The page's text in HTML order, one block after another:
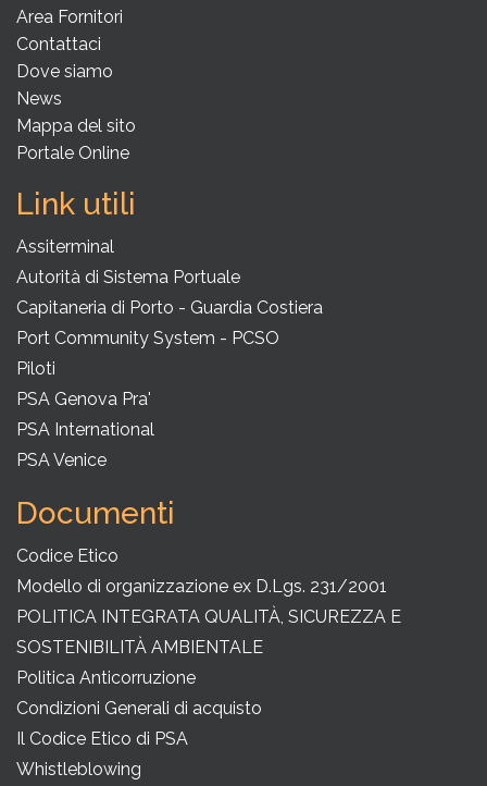
Area Fornitori
Contattaci
Dove siamo
News
Mappa del sito
Portale Online
Link utili
Assiterminal
Autorità di Sistema Portuale
Capitaneria di Porto - Guardia Costiera
Port Community System - PCSO
Piloti
PSA Genova Pra'
PSA International
PSA Venice
Documenti
Codice Etico
Modello di organizzazione ex D.Lgs. 231/2001
POLITICA INTEGRATA QUALITÀ, SICUREZZA E
SOSTENIBILITÀ AMBIENTALE
Politica Anticorruzione
Condizioni Generali di acquisto
Il Codice Etico di PSA
Whistleblowing